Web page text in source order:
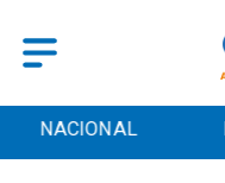
POLICIAL